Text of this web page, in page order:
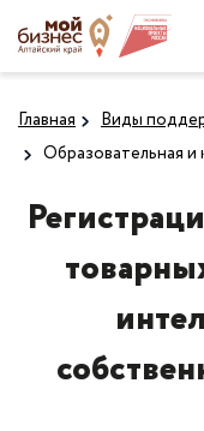
Главная Виды
Образовательная и